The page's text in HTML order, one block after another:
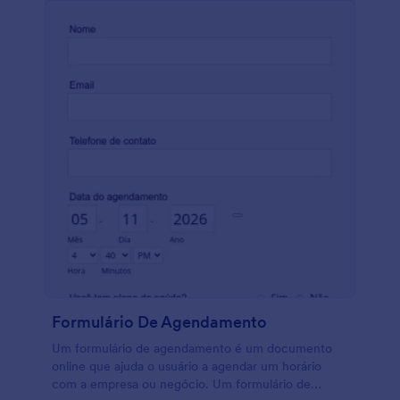
Formulário De Agendamento
Um formulário de agendamento é um documento
online que ajuda o usuário a agendar um horário
com a empresa ou negócio. Um formulário de